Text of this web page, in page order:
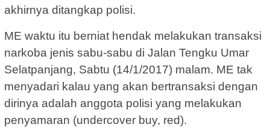
akhirnya ditangkap polisi.
ME waktu itu berniat hendak melakukan transaksi
narkoba jenis sabu-sabu di Jalan Tengku Umar
Selatpanjang, Sabtu (14/1/2017) malam. ME tak
menyadari kalau yang akan bertransaksi dengan
dirinya adalah anggota polisi yang melakukan
penyamaran (undercover buy, red).